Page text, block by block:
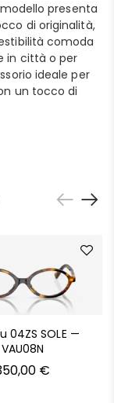
presenta
di originalità,
comoda
in città o per
ideale per
un tocco di
04ZS SOLE —
VAU08N
€